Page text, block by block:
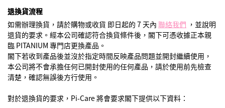
退換貨流程
如需辦理換貨，請於購物或收貨 即日起的 7 天內 聯絡我們 ，並說明
退貨的要求。經本公司確認符合換貨條件後，閣下可憑收據正本親
臨 PITANIUM 專門店更換產品。
閣下若收到產品後並沒於指定時間反映產品問題並開封繼續使用，
本公司將不會承擔任何已開封使用的任何產品，請於使用前先檢查
清楚，確認無誤後方行使用。
對於退換貨的要求，Pi-Care 將會要求閣下提供以下資料：